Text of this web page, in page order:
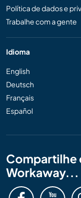
Política de dados e
Trabalhe com a gente
Idioma
English
Deutsch
Français
Español
Compartilhe
Workaway...